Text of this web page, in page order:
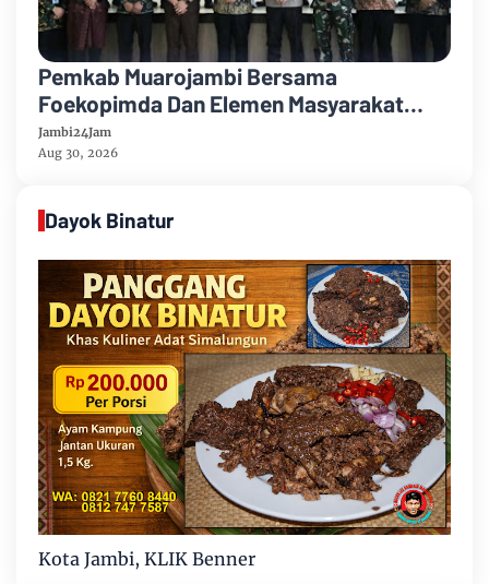
Pemkab Muarojambi Bersama
Foekopimda Dan Elemen Masyarakat
Menyatakan Sikap Dengan Tegas Tolak
Keberadaan Geng Motor
Jambi24Jam
Aug 30, 2026
Dayok Binatur
Kota Jambi, KLIK Benner